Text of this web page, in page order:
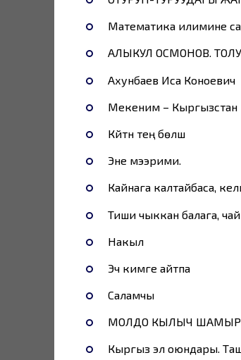
Математика илимине
АЛЫКУЛ ОСМОНОВ.
Ахунбаев Иса Коноевич
Мекеним – Кыргызстан
Күйүтүн тең бөлүшүү
Эне мээрими.
Кайнага калтайбаса,
Тиши чыккан балага,
Накыл
Эч кимге айтпа
Саламчы
МОЛДО КЫЛЫЧ
Кыргыз эл оюндары.